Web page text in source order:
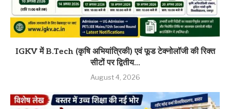
IGKV में B.Tech (कृषि अभियांत्रिकी) एवं फूड टेक्नोलॉजी की रिक्त
सीटों पर द्वितीय...
August 4, 2026